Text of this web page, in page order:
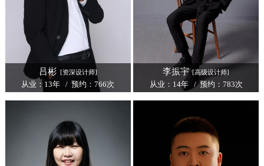
吕彬 [资深设计师]
从业：13年 / 预约：766次
李振宇 [高级设计师]
从业：14年 / 预约：783次